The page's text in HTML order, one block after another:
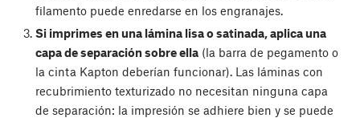
filamento puede enredarse en los engranajes.
Si imprimes en una lámina lisa o satinada, aplica una
capa de separación sobre ella(la barra de pegamento o
la cinta Kapton deberían funcionar). Las láminas con
recubrimiento texturizado no necesitan ninguna capa
de separación: la impresión se adhiere bien y se puede